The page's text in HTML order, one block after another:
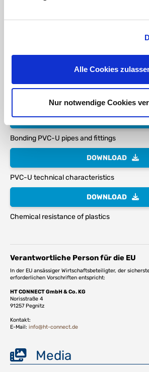
Alle Cookies
Nur notwendige Cookies
Technical data sheet PVC-U transparent
DOWNLOAD
DOWNLOAD
Bonding PVC-U pipes and fittings
DOWNLOAD
PVC-U technical characteristics
DOWNLOAD
Chemical resistance of plastics
Verantwortliche Person für die EU
In der EU ansässiger Wirtschaftsbeteiligter, der
erforderlichen Vorschriften entspricht:
HT CONNECT GmbH & Co. KG
Norisstraße 4
91257 Pegnitz
Kontakt:
E-Mail: info@ht-connect.de
Media